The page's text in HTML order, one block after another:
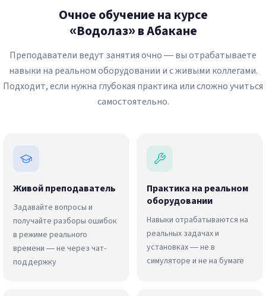
Очное обучение на курсе
«Водолаз» в Абакане
Преподаватели ведут занятия очно — вы отрабатываете
навыки на реальном оборудовании и с живыми коллегами.
Подходит, если нужна глубокая практика или сложно учиться
самостоятельно.
Живой преподаватель
Задавайте вопросы и
получайте разборы ошибок
в режиме реального
времени — не через чат-
поддержку
Практика на реальном
оборудовании
Навыки отрабатываются на
реальных задачах и
установках — не в
симуляторе и не на бумаге